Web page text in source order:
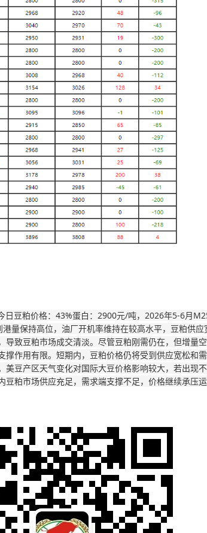
日豆粕价格：43%蛋白：2900元/吨，2026年5-
量保持高位，油厂开机率维持在较高水平，豆粕供
致豆粕市场成交清淡。尽管豆粕刚需仍在，但增量
作用有限。短期内，豆粕价格仍将受到供应宽松和
豆产区天气变化对国际大豆价格影响较大，若出现
粕市场供应充足，需求端支撑不足，价格继续承压运